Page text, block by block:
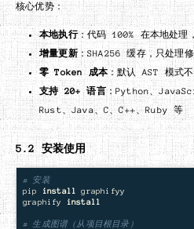
核心优势：
本地执行：代码 100% 在本地处理
增量更新：SHA256 缓存，只处理
零 Token 成本 ：默认 AST 模式
支持 20+ 语言：Python、
Rust、Java、C、C++、Ruby 等
5.2 安装使用
# 安装
pip
install graphifyy
graphify
install
# 生成图谱（从项目根目录）